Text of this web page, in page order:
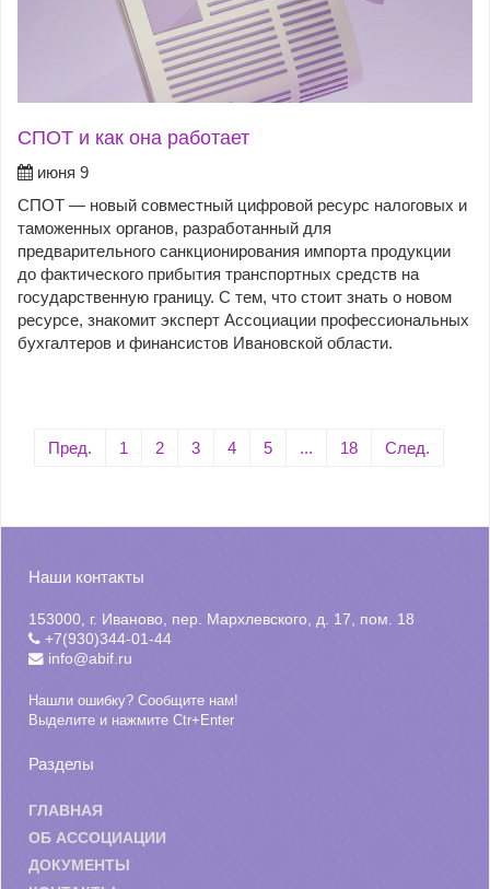
СПОТ и как она работает
июня 9
СПОТ — новый совместный цифровой ресурс налоговых и
таможенных органов, разработанный для
предварительного санкционирования импорта продукции
до фактического прибытия транспортных средств на
государственную границу. С тем, что стоит знать о новом
ресурсе, знакомит эксперт Ассоциации профессиональных
бухгалтеров и финансистов Ивановской области.
Пред. 1 2 3 4 5 ... 18 След.
Наши контакты
153000, г. Иваново, пер. Мархлевского, д. 17, пом. 18
+7(930)344-01-44
info@abif.ru
Нашли ошибку? Сообщите нам!
Выделите и нажмите Ctr+Enter
Разделы
ГЛАВНАЯ
ОБ АССОЦИАЦИИ
ДОКУМЕНТЫ